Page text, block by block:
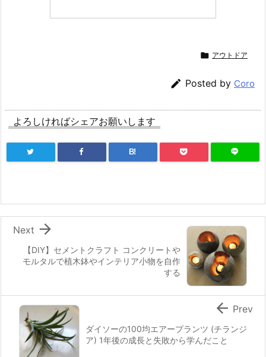
 アウトドア
 Posted by Coro
よろしければシェアお願いします
B!
【DIY】セメントクラフト コンクリートや
モルタルで植木鉢やインテリア小物を自作
する

Next
ダイソーの100均エアープランツ (チランジ
ア) 1年後の成長と失敗から学んだこと
 Prev